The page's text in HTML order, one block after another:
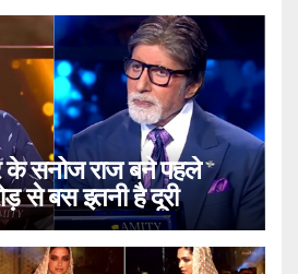
के सनोज राज बने पहले
से बस इतनी है दूरी